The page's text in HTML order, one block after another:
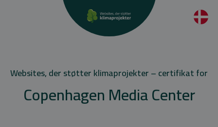
Websites, der støtter klimaprojekter – certifikat for
Copenhagen Media Center